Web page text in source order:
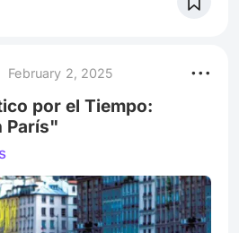
man with a
extraordinary abilities,
February 2, 2025
por el Tiempo:
París"